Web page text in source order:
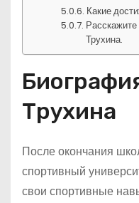
Какие
Трухина.
Трухина
После окончания
спортивный
свои спортивные